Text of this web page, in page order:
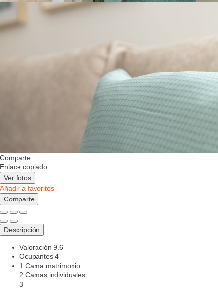
Comparte
Enlace copiado
Ver fotos
Añadir a favoritos
Comparte
Descripción
Valoración 9.6
Ocupantes 4
1 Cama matrimonio
2 Camas individuales
3